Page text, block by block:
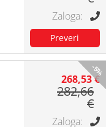
-5%
268,53 €
282,66
€